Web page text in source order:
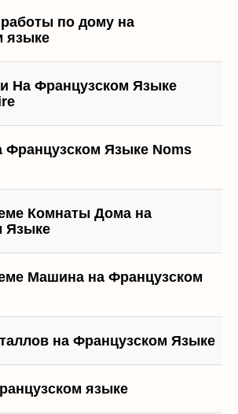
по дому на
языке
На Французском Языке
Языке Noms
Комнаты Дома на
Языке
Машина на Французском
на Французском Языке
языке